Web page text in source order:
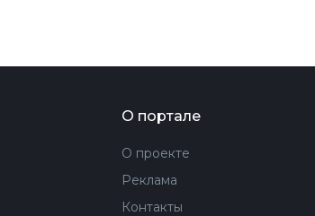
О портале
О проекте
Реклама
Контакты